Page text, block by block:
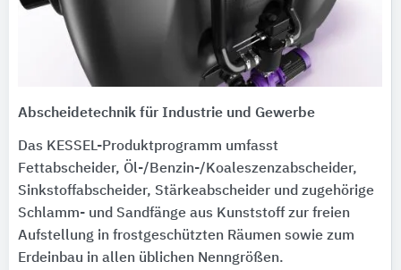
Abscheidetechnik für Industrie und Gewerbe
Das KESSEL-Produktprogramm umfasst
Fettabscheider, Öl-/Benzin-/Koaleszenzabscheider,
Sinkstoffabscheider, Stärkeabscheider und zugehörige
Schlamm- und Sandfänge aus Kunststoff zur freien
Aufstellung in frostgeschützten Räumen sowie zum
Erdeinbau in allen üblichen Nenngrößen.